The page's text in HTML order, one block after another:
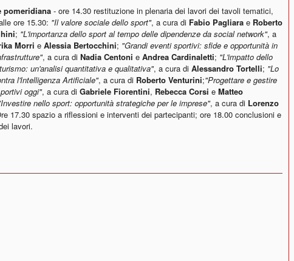
pomeridiana - ore 14.30 restituzione in plenaria dei lavori dei tavoli tematici,
ore 15.30: "Il valore sociale dello sport", a cura di Fabio Pagliara e Roberto
; "L'importanza dello sport al tempo delle dipendenze da social network", a
Morri e Alessia Bertocchini; "Grandi eventi sportivi: sfide e opportunità in
, a cura di Nadia Centoni e Andrea Cardinaletti; "L'impatto dello
un'analisi quantitativa e qualitativa", a cura di Alessandro Tortelli; "Lo
l'Intelligenza Artificiale", a cura di Roberto Venturini;"Progettare e gestire
oggi", a cura di Gabriele Fiorentini, Rebecca Corsi e Matteo
nello sport: opportunità strategiche per le imprese", a cura di Lorenzo
17.30 spazio a riflessioni e interventi dei partecipanti; ore 18.00 conclusioni e
lavori.